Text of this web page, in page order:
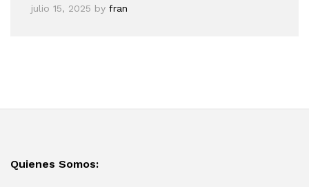
julio 15, 2025 by fran
Quienes Somos: